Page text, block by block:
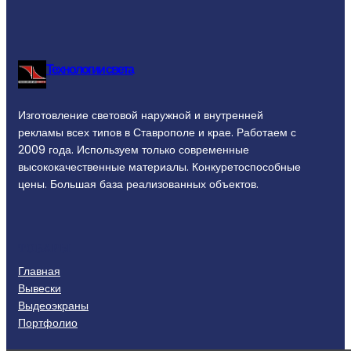
Технологии света
Изготовление световой наружной и внутренней
рекламы всех типов в Ставрополе и крае. Работаем с
2009 года. Используем только современные
высококачественные материалы. Конкуретоспособные
цены. Большая база реализованных объектов.
Главная
Вывески
Выдеоэкраны
Портфолио